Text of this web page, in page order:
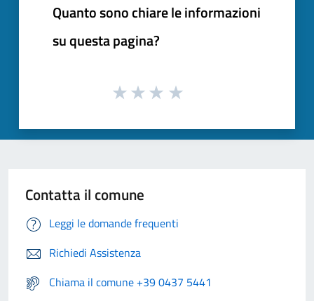
Quanto sono chiare le informazioni
su questa pagina?
Contatta il comune
Leggi le domande frequenti
Richiedi Assistenza
Chiama il comune +39 0437 5441